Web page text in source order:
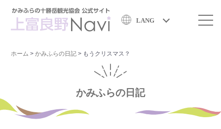
LANG
ホーム >かみふらの日記 > もうクリスマス？
かみふらの日記